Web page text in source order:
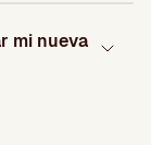
mi nueva